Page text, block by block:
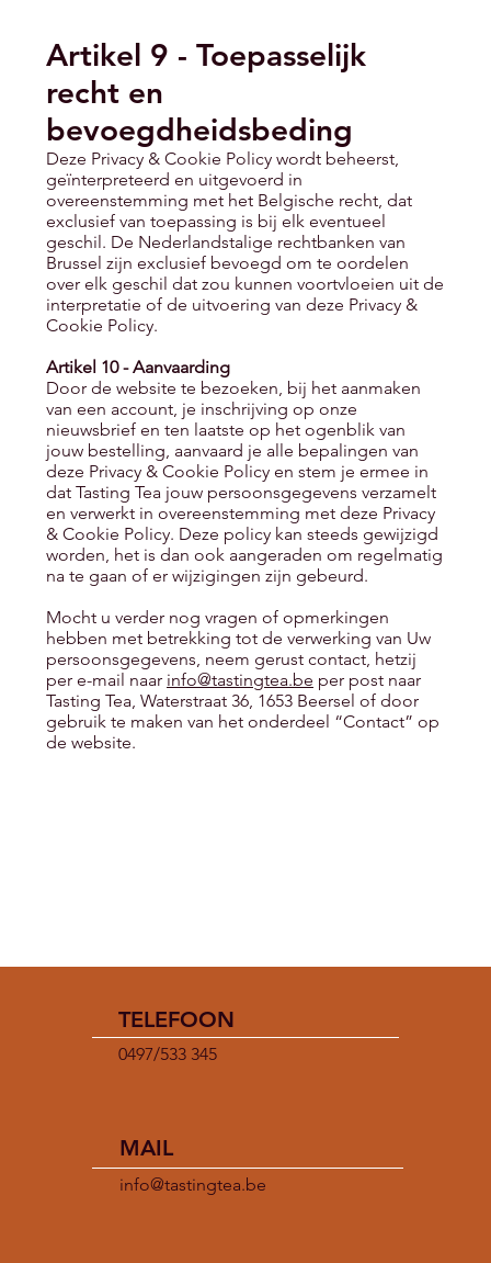
Artikel 9 - Toepasselijk
recht en
bevoegdheidsbeding
Deze Privacy & Cookie Policy wordt beheerst,
geïnterpreteerd en uitgevoerd in
overeenstemming met het Belgische recht, dat
exclusief van toepassing is bij elk eventueel
geschil. De Nederlandstalige rechtbanken van
Brussel zijn exclusief bevoegd om te oordelen
over elk geschil dat zou kunnen voortvloeien uit de
interpretatie of de uitvoering van deze Privacy &
Cookie Policy.
Artikel 10 - Aanvaarding
Door de website te bezoeken, bij het aanmaken
van een account, je inschrijving op onze
nieuwsbrief en ten laatste op het ogenblik van
jouw bestelling, aanvaard je alle bepalingen van
deze Privacy & Cookie Policy en stem je ermee in
dat Tasting Tea jouw persoonsgegevens verzamelt
en verwerkt in overeenstemming met deze Privacy
& Cookie Policy. Deze policy kan steeds gewijzigd
worden, het is dan ook aangeraden om regelmatig
na te gaan of er wijzigingen zijn gebeurd.
Mocht u verder nog vragen of opmerkingen
hebben met betrekking tot de verwerking van Uw
persoonsgegevens, neem gerust contact, hetzij
per e-mail naar info@tastingtea.be per post naar
Tasting Tea, Waterstraat 36, 1653 Beersel of door
gebruik te maken van het onderdeel “Contact” op
de website.
TELEFOON
0497/533 345
MAIL
info@tastingtea.be